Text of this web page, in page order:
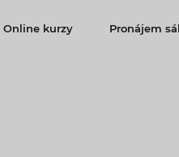
Online kurzy Pronájem